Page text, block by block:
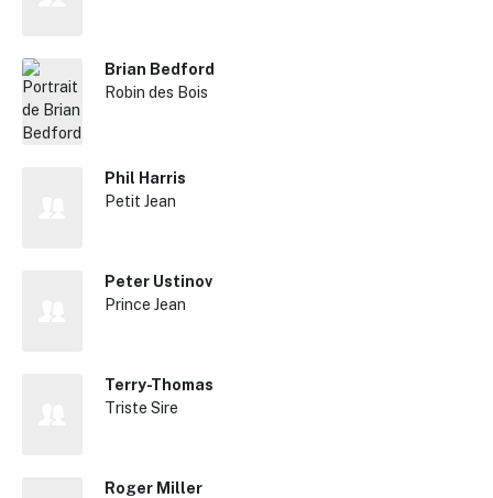
Brian Bedford
Robin des Bois
Phil Harris
Petit Jean
Peter Ustinov
Prince Jean
Terry-Thomas
Triste Sire
Roger Miller